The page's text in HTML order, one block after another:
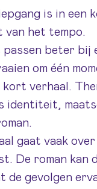
is in
van het tempo.
passen beter
om één
kort verhaal.
identiteit,
gaat vaak
De roman kan
de gevolgen